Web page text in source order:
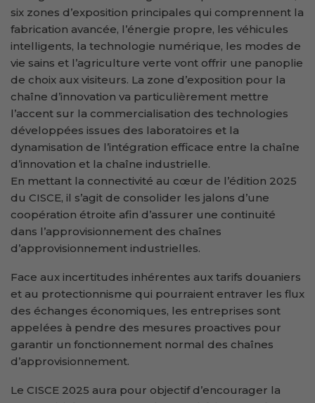
six zones d’exposition principales qui comprennent la
fabrication avancée, l’énergie propre, les véhicules
intelligents, la technologie numérique, les modes de
vie sains et l’agriculture verte vont offrir une panoplie
de choix aux visiteurs. La zone d’exposition pour la
chaîne d’innovation va particulièrement mettre
l’accent sur la commercialisation des technologies
développées issues des laboratoires et la
dynamisation de l’intégration efficace entre la chaîne
d’innovation et la chaîne industrielle.
En mettant la connectivité au cœur de l’édition 2025
du CISCE, il s’agit de consolider les jalons d’une
coopération étroite afin d’assurer une continuité
dans l’approvisionnement des chaînes
d’approvisionnement industrielles.
Face aux incertitudes inhérentes aux tarifs douaniers
et au protectionnisme qui pourraient entraver les flux
des échanges économiques, les entreprises sont
appelées à pendre des mesures proactives pour
garantir un fonctionnement normal des chaînes
d’approvisionnement.
Le CISCE 2025 aura pour objectif d’encourager la